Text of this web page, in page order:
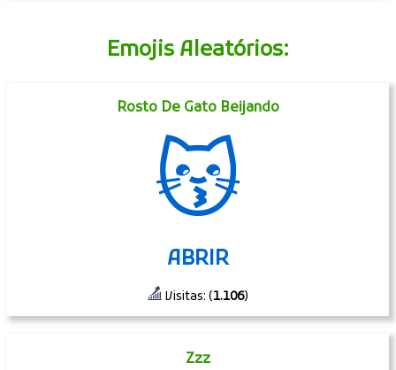
Emojis Aleatórios:
Rosto De Gato Beijando
😽
ABRIR
Visitas: (1.106)
Zzz